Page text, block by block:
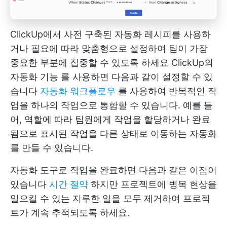
ClickUp에서 사전 구축된 자동화 레시피를 사용하
거나 필요에 따라 맞춤형으로 설정하여 팀이 가장
중요한 부분에 집중할 수 있도록 하세요 ClickUp의
자동화 기능 를 사용하면 다음과 같이 설정할 수 있
습니다 자동화 워크플로우 를 사용하여 반복적인 작
업을 하나의 작업으로 통합할 수 있습니다. 예를 들
어, 역할에 따라 팀원에게 작업을 할당하거나 완료
됨으로 표시된 작업을 다른 상태로 이동하는 자동화
를 만들 수 있습니다.
자동화 도구로 작업을 완료하면 다음과 같은 이점이
있습니다 시간 절약 하지만 프로젝트에 병목 현상을
일으킬 수 있는 지루한 일을 모두 제거하여 프로젝
트가 계속 추적되도록 하세요.